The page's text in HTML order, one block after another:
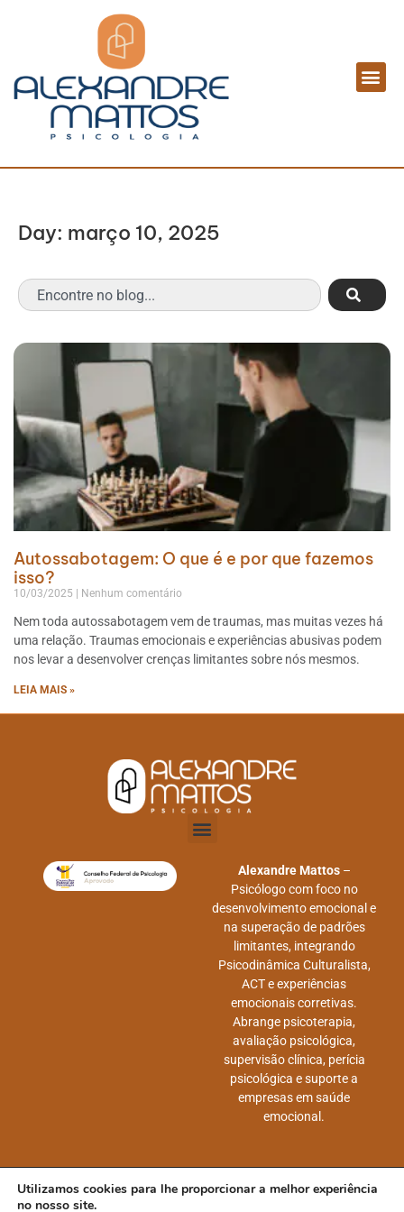
Day: março 10, 2025
Autossabotagem: O que é e por que fazemos
isso?
10/03/2025 Nenhum comentário
Nem toda autossabotagem vem de traumas, mas muitas vezes há
uma relação. Traumas emocionais e experiências abusivas podem
nos levar a desenvolver crenças limitantes sobre nós mesmos.
LEIA MAIS »
Alexandre Mattos–
Psicólogo com foco no
desenvolvimento emocional e
na superação de padrões
limitantes, integrando
Psicodinâmica Culturalista,
ACT e experiências
emocionais corretivas.
Abrange psicoterapia,
avaliação psicológica,
supervisão clínica, perícia
psicológica e suporte a
empresas em saúde
emocional.
Utilizamos cookies para lhe proporcionar a melhor experiência
no nosso site.